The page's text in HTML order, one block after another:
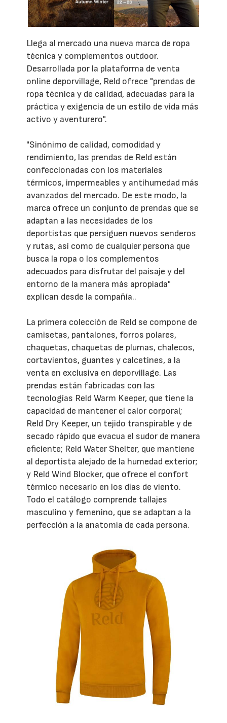
Llega al mercado una nueva marca de ropa
técnica y complementos outdoor.
Desarrollada por la plataforma de venta
online deporvillage, Reld ofrece "prendas de
ropa técnica y de calidad, adecuadas para la
práctica y exigencia de un estilo de vida más
activo y aventurero".
"Sinónimo de calidad, comodidad y
rendimiento, las prendas de Reld están
confeccionadas con los materiales
térmicos, impermeables y antihumedad más
avanzados del mercado. De este modo, la
marca ofrece un conjunto de prendas que se
adaptan a las necesidades de los
deportistas que persiguen nuevos senderos
y rutas, así como de cualquier persona que
busca la ropa o los complementos
adecuados para disfrutar del paisaje y del
entorno de la manera más apropiada"
explican desde la compañía..
La primera colección de Reld se compone de
camisetas, pantalones, forros polares,
chaquetas, chaquetas de plumas, chalecos,
cortavientos, guantes y calcetines, a la
venta en exclusiva en deporvillage. Las
prendas están fabricadas con las
tecnologías Reld Warm Keeper, que tiene la
capacidad de mantener el calor corporal;
Reld Dry Keeper, un tejido transpirable y de
secado rápido que evacua el sudor de manera
eficiente; Reld Water Shelter, que mantiene
al deportista alejado de la humedad exterior;
y Reld Wind Blocker, que ofrece el confort
térmico necesario en los días de viento.
Todo el catálogo comprende tallajes
masculino y femenino, que se adaptan a la
perfección a la anatomía de cada persona.